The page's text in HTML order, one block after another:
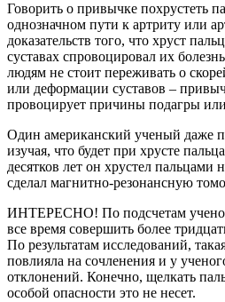
Говорить о привычке похрустеть
однозначном пути к артриту или
доказательств того, что хруст
суставах спровоцировал их
людям не стоит переживать о
или деформации суставов –
провоцирует причины подагры
Один американский ученый даже
изучая, что будет при хрусте
десятков лет он хрустел пальцами
сделал магнитно-резонансную
ИНТЕРЕСНО! По подсчетам
все время совершить более
По результатам исследований,
повлияла на сочленения и у
отклонений. Конечно, щелкать
особой опасности это не несет.